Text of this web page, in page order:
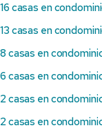
16 casas en
13 casas en
8 casas en
6 casas en
2 casas en
2 casas en